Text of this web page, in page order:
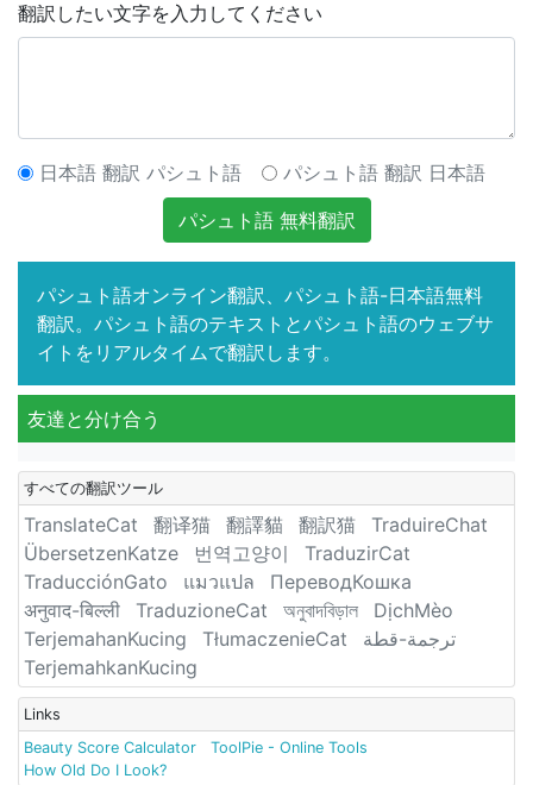
翻訳したい文字を入力してください
日本語 翻訳 パシュト語
パシュト語 翻訳 日本語
パシュト語 無料翻訳
パシュト語オンライン翻訳、パシュト語-日本語無料
翻訳。パシュト語のテキストとパシュト語のウェブサ
イトをリアルタイムで翻訳します。
友達と分け合う
すべての翻訳ツール
TranslateCat 翻译猫 翻譯貓 翻訳猫
TraduireChat
ÜbersetzenKatze
번역고양이
TraduzirCat
TraducciónGato
แมวแปล
ПереводКошка
अनुवाद-बिल्ली
TraduzioneCat অনুবাদবিড়াল
DịchMèo
TerjemahanKucing
TłumaczenieCat
ترجمة-قطة
TerjemahkanKucing
Links
Beauty Score Calculator
ToolPie - Online Tools
How Old Do I Look?